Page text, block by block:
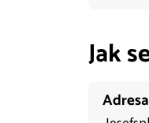
Jak
Adresa